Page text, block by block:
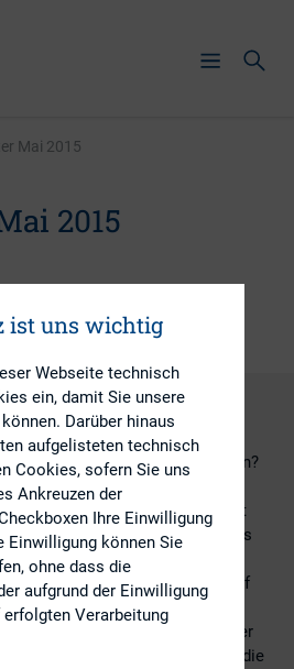
Mai 2015
2015
an Sie: Wie sind Sie
affinen Beruf gekommen?
nachgedacht, wie sehr sich die
vergangenen Jahren geändert
Ihren Erfolg? Ist der Aktienkurs
in Zeiten der
denen sich die meisten Titel auf
Welchen Einfluss haben
auf die Organisation Ihrer
wir auf die 18. DIRK-Konferenz, die
ist uns wichtig
Webseite technisch
ein, damit Sie unsere
Darüber hinaus
aufgelisteten technisch
Cookies, sofern Sie uns
Ankreuzen der
Ihre Einwilligung
Einwilligung können Sie
ohne dass die
aufgrund der Einwilligung
Verarbeitung